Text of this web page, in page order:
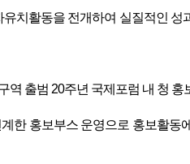
치활동을 전개하여 실질적인 성
출범 20주년 국제포럼 내 청 홍
한 홍보부스 운영으로 홍보활동